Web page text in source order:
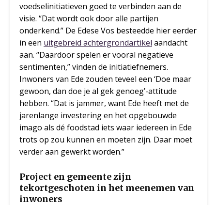
voedselinitiatieven goed te verbinden aan de
visie. “Dat wordt ook door alle partijen
onderkend.” De Edese Vos besteedde hier eerder
in een uitgebreid achtergrondartikel aandacht
aan. “Daardoor spelen er vooral negatieve
sentimenten,” vinden de initiatiefnemers.
Inwoners van Ede zouden teveel een ‘Doe maar
gewoon, dan doe je al gek genoeg’-attitude
hebben. “Dat is jammer, want Ede heeft met de
jarenlange investering en het opgebouwde
imago als dé foodstad iets waar iedereen in Ede
trots op zou kunnen en moeten zijn. Daar moet
verder aan gewerkt worden.”
Project en gemeente zijn
tekortgeschoten in het meenemen van
inwoners